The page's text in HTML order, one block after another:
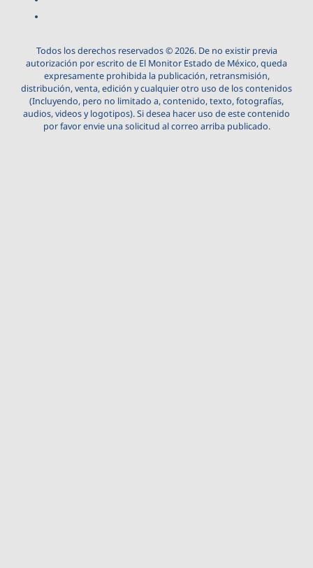
Todos los derechos reservados © 2026. De no existir previa
autorización por escrito de El Monitor Estado de México, queda
expresamente prohibida la publicación, retransmisión,
distribución, venta, edición y cualquier otro uso de los contenidos
(Incluyendo, pero no limitado a, contenido, texto, fotografías,
audios, videos y logotipos). Si desea hacer uso de este contenido
por favor envie una solicitud al correo arriba publicado.